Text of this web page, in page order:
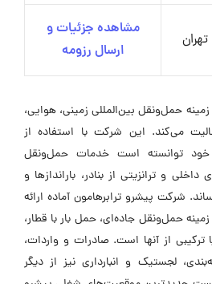
تهران
مشاهده جزئیات و
ارسال رزومه
حمل‌ونقل بین‌المللی زمینی، هوایی،
می‌کند. این شرکت با استفاده از
خود توانسته است خدمات حمل‌ونقل
داخلی و ترانزیتی از بنادر، باراندازها و
شرکت پیشرو ترابرهامون آماده ارائه
حمل‌ونقل جاده‌ای، حمل بار با قطار،
از آنها است. صادرات و واردات،
لجستیک و انبارداری نیز از دیگر